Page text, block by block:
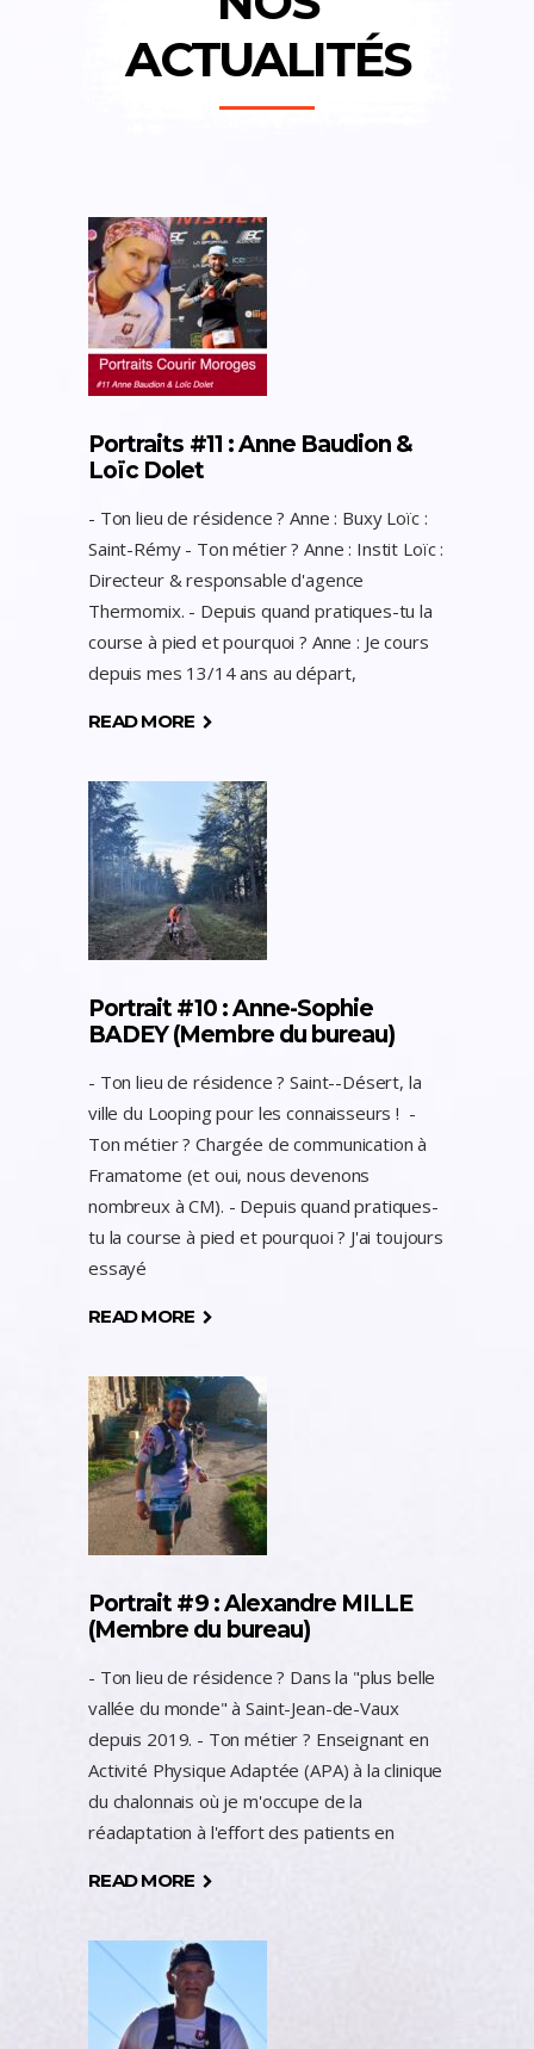
ACTUALITÉS
Portraits #11 : Anne Baudion &
Loïc Dolet
- Ton lieu de résidence ? Anne : Buxy Loïc :
Saint-Rémy - Ton métier ? Anne : Instit Loïc :
Directeur & responsable d'agence
Thermomix. - Depuis quand pratiques-tu la
course à pied et pourquoi ? Anne : Je cours
depuis mes 13/14 ans au départ,
READ MORE
Portrait #10 : Anne-Sophie
BADEY (Membre du bureau)
- Ton lieu de résidence ? Saint--Désert, la
ville du Looping pour les connaisseurs ! -
Ton métier ? Chargée de communication à
Framatome (et oui, nous devenons
nombreux à CM). - Depuis quand pratiques-
tu la course à pied et pourquoi ? J'ai toujours
essayé
READ MORE
Portrait #9 : Alexandre MILLE
(Membre du bureau)
- Ton lieu de résidence ? Dans la "plus belle
vallée du monde" à Saint-Jean-de-Vaux
depuis 2019. - Ton métier ? Enseignant en
Activité Physique Adaptée (APA) à la clinique
du chalonnais où je m'occupe de la
réadaptation à l'effort des patients en
READ MORE